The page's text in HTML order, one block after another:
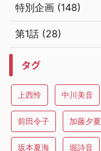
特別企画 (148)
第1話 (28)
タグ
上西怜 中川美音
前田令子 加藤夕夏
坂本夏海 堀詩音